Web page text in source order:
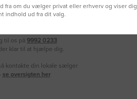
til os på 9992 0233
klar til at hjælpe dig.
kontakte din lokale sælger
se oversigten her
fra om du vælger privat eller erhverv og viser
indhold ud fra dit valg.